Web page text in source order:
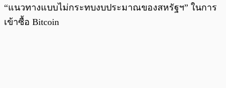
“แนวทางแบบไม่กระทบงบประมาณของสหรัฐฯ” ในการ
เข้าซื้อ Bitcoin